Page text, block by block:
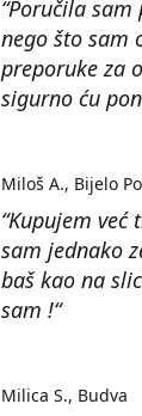
“Poručila
nego što sam
preporuke za
sigurno ću
“Kupujem
sam jednako
baš kao na
sam !“
Miloš A. Bijelo
Milica S. Budva